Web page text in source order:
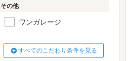
その他
ワンガレージ
すべてのこだわり条件を見る